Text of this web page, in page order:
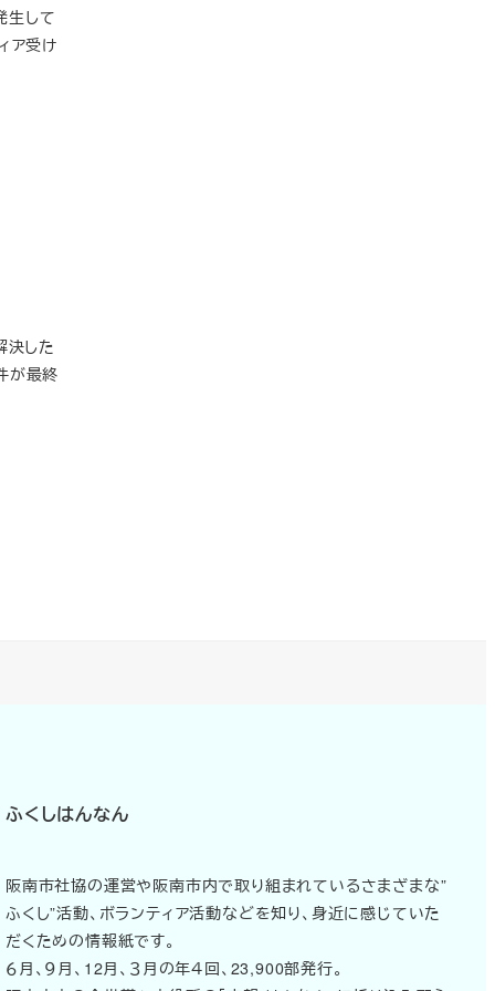
生して
ア受け
決した
が最終
ふくしはんなん
阪南市社協の運営や阪南市内で取り組まれているさまざまな”
ふくし”活動、ボランティア活動などを知り、身近に感じていた
だくための情報紙です。
６月、９月、12月、３月の年４回、23,900部発行。